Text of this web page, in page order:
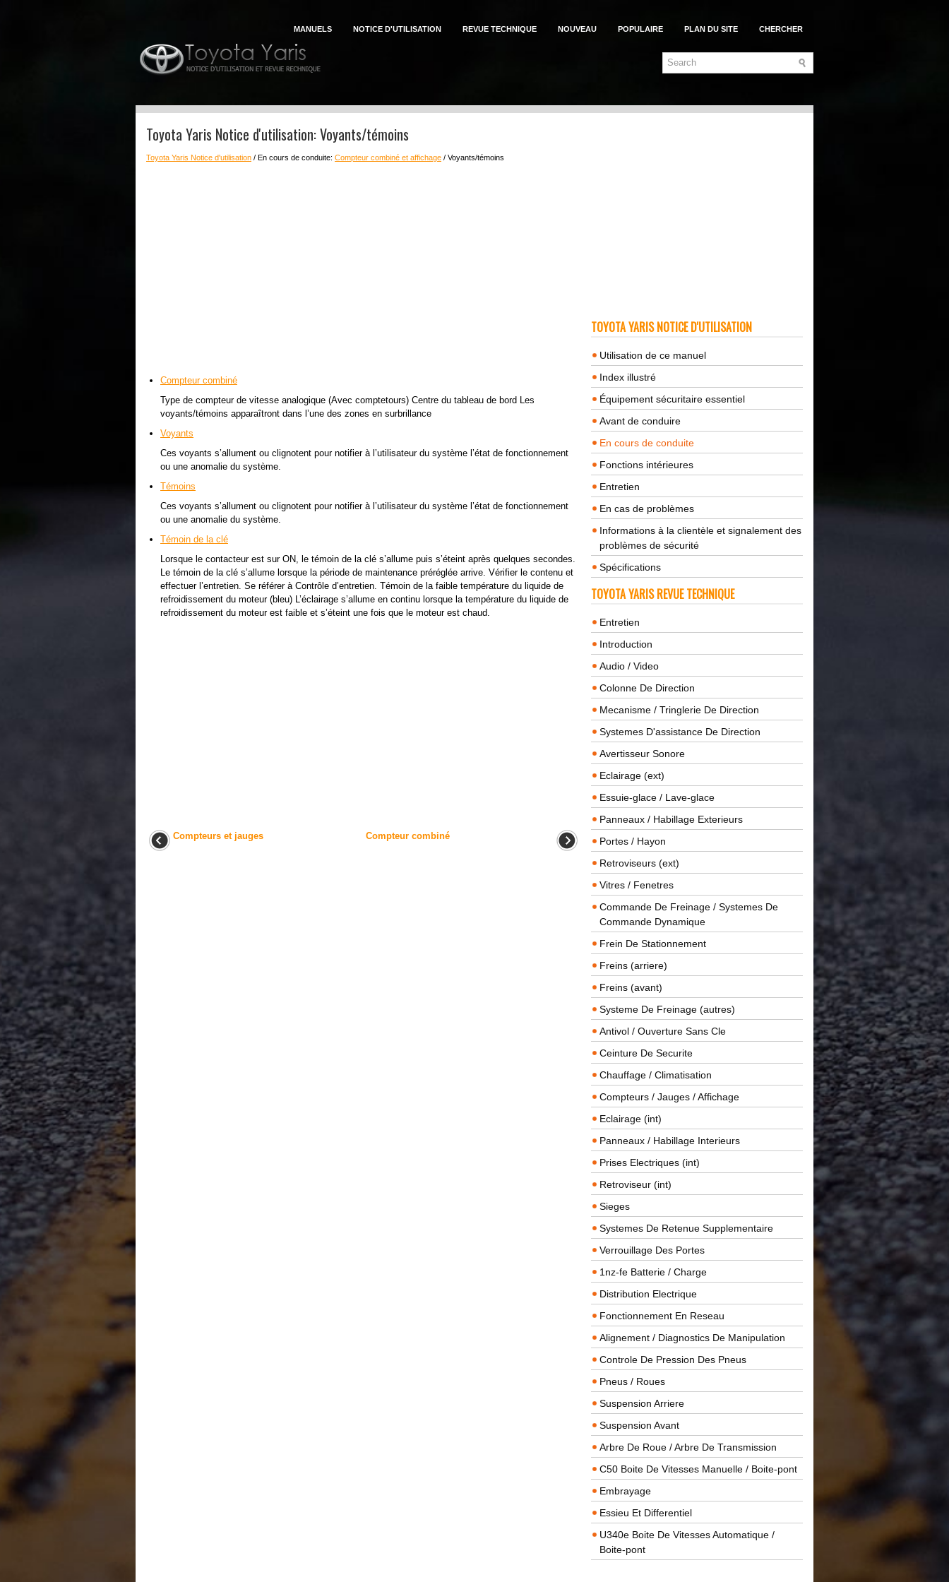
MANUELS NOTICE D'UTILISATION REVUE TECHNIQUE NOUVEAU POPULAIRE PLAN DU SITE CHERCHER
Toyota Yaris Notice d'utilisation: Voyants/témoins
Toyota Yaris Notice d'utilisation / En cours de conduite: Compteur combiné et affichage / Voyants/témoins
Compteur combiné
Type de compteur de vitesse analogique (Avec comptetours) Centre du tableau de bord Les
voyants/témoins apparaîtront dans l’une des zones en surbrillance
Voyants
Ces voyants s’allument ou clignotent pour notifier à l’utilisateur du système l’état de fonctionnement
ou une anomalie du système.
Témoins
Ces voyants s’allument ou clignotent pour notifier à l’utilisateur du système l’état de fonctionnement
ou une anomalie du système.
Témoin de la clé
Lorsque le contacteur est sur ON, le témoin de la clé s’allume puis s’éteint après quelques secondes.
Le témoin de la clé s’allume lorsque la période de maintenance préréglée arrive. Vérifier le contenu et
effectuer l’entretien. Se référer à Contrôle d’entretien. Témoin de la faible température du liquide de
refroidissement du moteur (bleu) L’éclairage s’allume en continu lorsque la température du liquide de
refroidissement du moteur est faible et s’éteint une fois que le moteur est chaud.
Compteurs et jauges Compteur combiné
TOYOTA YARIS NOTICE D'UTILISATION
Utilisation de ce manuel
Index illustré
Équipement sécuritaire essentiel
Avant de conduire
En cours de conduite
Fonctions intérieures
Entretien
En cas de problèmes
Informations à la clientèle et signalement des
problèmes de sécurité
Spécifications
TOYOTA YARIS REVUE TECHNIQUE
Entretien
Introduction
Audio / Video
Colonne De Direction
Mecanisme / Tringlerie De Direction
Systemes D'assistance De Direction
Avertisseur Sonore
Eclairage (ext)
Essuie-glace / Lave-glace
Panneaux / Habillage Exterieurs
Portes / Hayon
Retroviseurs (ext)
Vitres / Fenetres
Commande De Freinage / Systemes De
Commande Dynamique
Frein De Stationnement
Freins (arriere)
Freins (avant)
Systeme De Freinage (autres)
Antivol / Ouverture Sans Cle
Ceinture De Securite
Chauffage / Climatisation
Compteurs / Jauges / Affichage
Eclairage (int)
Panneaux / Habillage Interieurs
Prises Electriques (int)
Retroviseur (int)
Sieges
Systemes De Retenue Supplementaire
Verrouillage Des Portes
1nz-fe Batterie / Charge
Distribution Electrique
Fonctionnement En Reseau
Alignement / Diagnostics De Manipulation
Controle De Pression Des Pneus
Pneus / Roues
Suspension Arriere
Suspension Avant
Arbre De Roue / Arbre De Transmission
C50 Boite De Vitesses Manuelle / Boite-pont
Embrayage
Essieu Et Differentiel
U340e Boite De Vitesses Automatique /
Boite-pont